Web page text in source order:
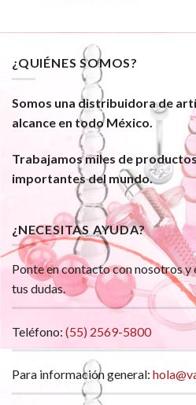
¿QUIÉNES SOMOS?
Somos una distribuidora de
alcance en todo México.
Trabajamos miles de
importantes del mundo.
¿NECESITAS AYUDA?
Ponte en contacto con nosotros y
tus dudas.
Teléfono: (55) 2569-5800
Para información general: